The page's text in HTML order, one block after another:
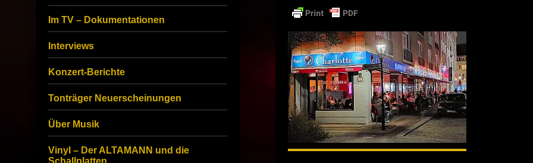
Im TV – Dokumentationen
Interviews
Konzert-Berichte
Tonträger Neuerscheinungen
Über Musik
Vinyl – Der ALTAMANN und die
Schallplatten